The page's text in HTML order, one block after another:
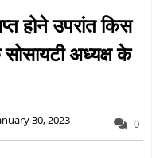
होने उपरांत किस
अध्यक्ष के
30, 2023 0